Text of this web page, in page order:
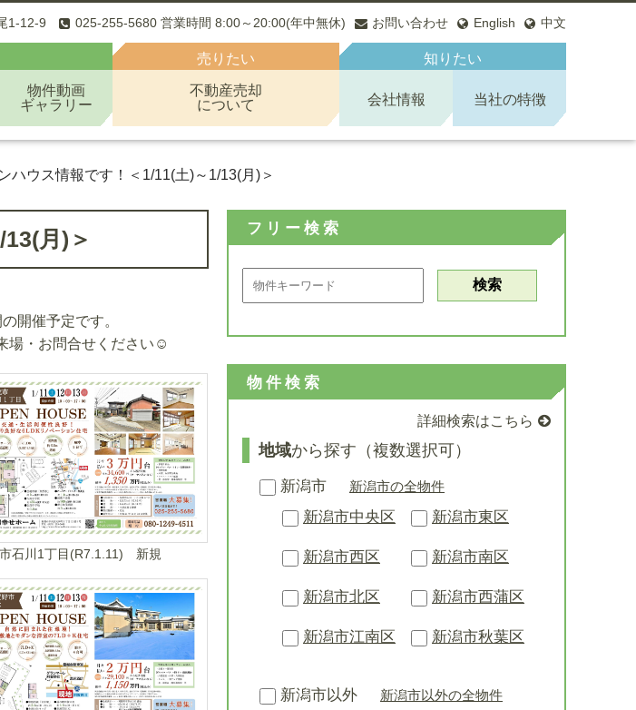
1-12-9 025-255-5680 営業時間 8:00～20:00(年中無休) お問い合わせ English 中文
物件動画
ギャラリー
売りたい
不動産売却
について
知りたい
会社情報 当社の特徴
ハウス情報です！＜1/11(土)～1/13(月)＞
月)＞
開催予定です。
場・お問合せください☺
石川1丁目(R7.1.11) 新規
フリー検索
物件検索
詳細検索はこちら
地域から探す（複数選択可）
新潟市 新潟市の全物件
新潟市中央区 新潟市東区
新潟市西区 新潟市南区
新潟市北区 新潟市西蒲区
新潟市江南区 新潟市秋葉区
新潟市以外 新潟市以外の全物件